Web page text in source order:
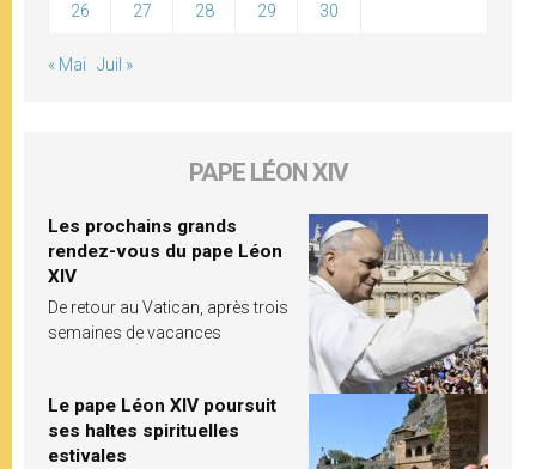
26 27 28 29 30
« Mai Juil »
PAPE LÉON XIV
Les prochains grands
rendez-vous du pape Léon
XIV
De retour au Vatican, après trois
semaines de vacances
Le pape Léon XIV poursuit
ses haltes spirituelles
estivales